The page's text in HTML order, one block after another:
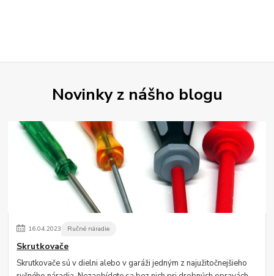
Novinky z nášho blogu
16.04.2023 Ručné náradie
Skrutkovače
Skrutkovače sú v dielni alebo v garáži jedným z najužitočnejšieho